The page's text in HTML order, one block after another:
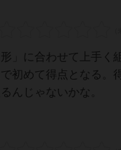
」に合わせて上手
初めて得点となる。
んじゃないかな。